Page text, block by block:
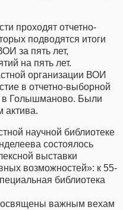
проходят отчетно-
подводятся итоги
за пять лет,
на пять лет.
организации ВОИ
в отчетно-выборной
в Голышманово. Были
актива.
научной библиотеке
состоялось
выставки
возможностей»: к 55-
библиотека
важным вехам